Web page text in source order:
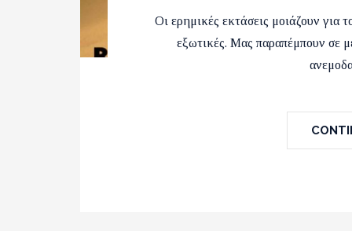
Οι ερημικές εκτάσεις μοιάζουν για
εξωτικές. Μας παραπέμπουν σε